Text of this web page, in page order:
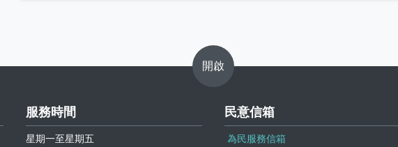
開啟
服務時間
星期一至星期五
民意信箱
為民服務信箱